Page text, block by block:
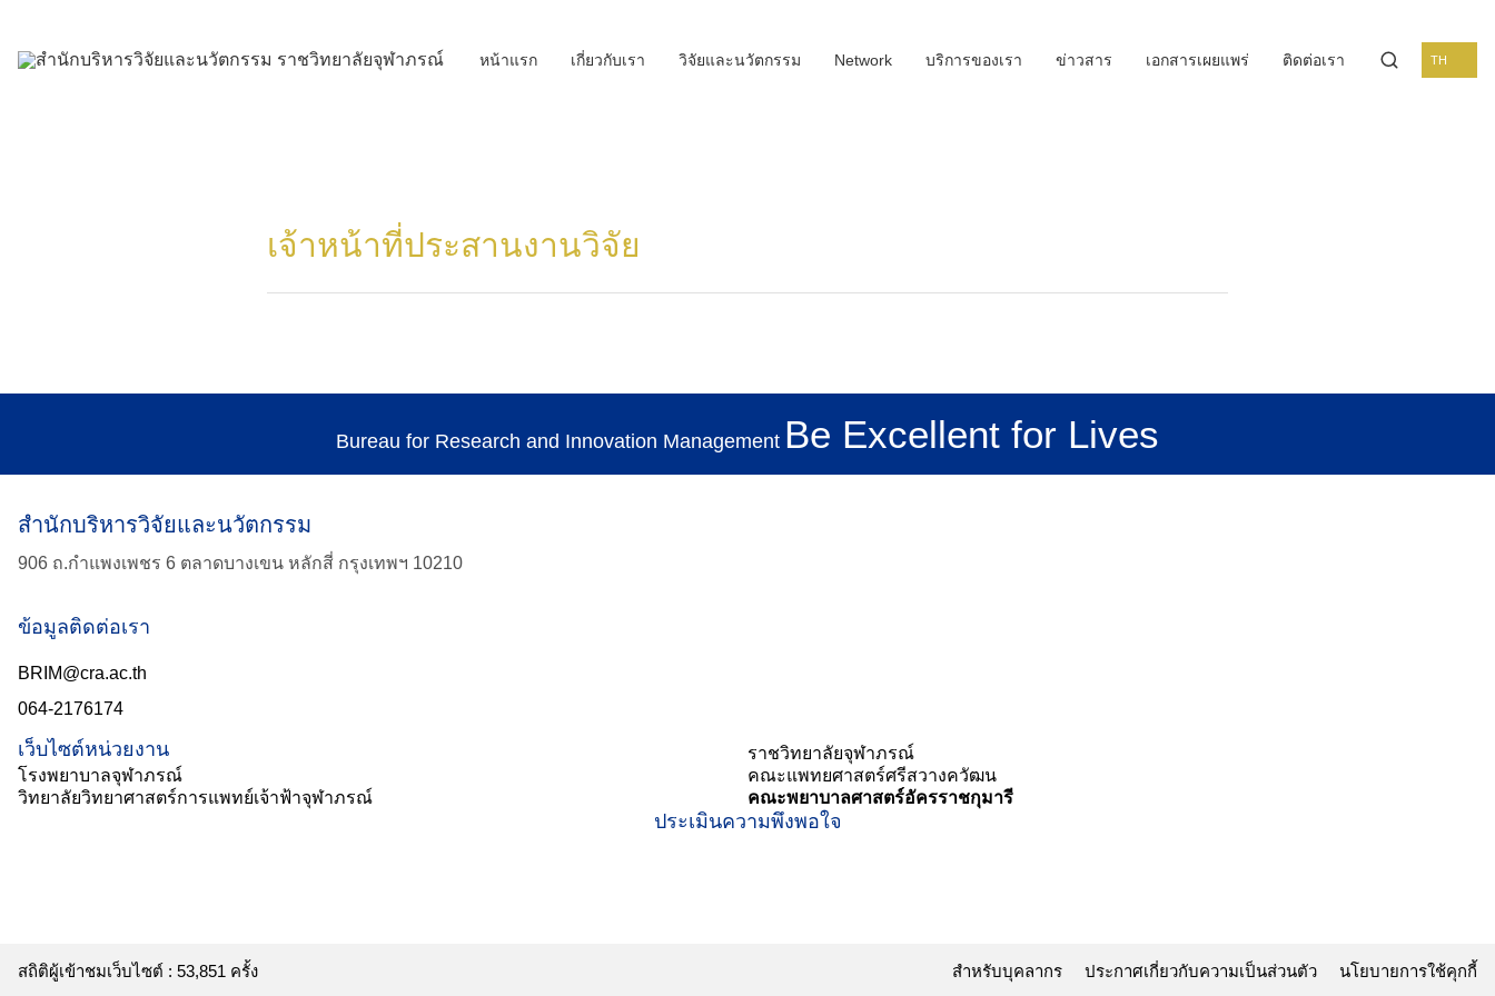
content
หน้าแรก เกี่ยวกับเรา วิจัยและนวัตกรรม Network บริการของเรา ข่าวสาร เอกสารเผยแพร่ ติดต่อเรา TH
เจ้าหน้าที่ประสานงานวิจัย
Bureau for Research and Innovation Management Be Excellent for Lives
สำนักบริหารวิจัยและนวัตกรรม
906 ถ.กำแพงเพชร 6 ตลาดบางเขน หลักสี่ กรุงเทพฯ 10210
ข้อมูลติดต่อเรา
BRIM@cra.ac.th
064-2176174
เว็บไซต์หน่วยงาน
ราชวิทยาลัยจุฬาภรณ์
โรงพยาบาลจุฬาภรณ์
คณะแพทยศาสตร์ศรีสวางควัฒน
วิทยาลัยวิทยาศาสตร์การแพทย์เจ้าฟ้าจุฬาภรณ์
คณะพยาบาลศาสตร์อัครราชกุมารี
ประเมินความพึงพอใจ
สถิติผู้เข้าชมเว็บไซต์ : 53,851 ครั้ง สำหรับบุคลากร ประกาศเกี่ยวกับความเป็นส่วนตัว นโยบายการใช้คุกกี้